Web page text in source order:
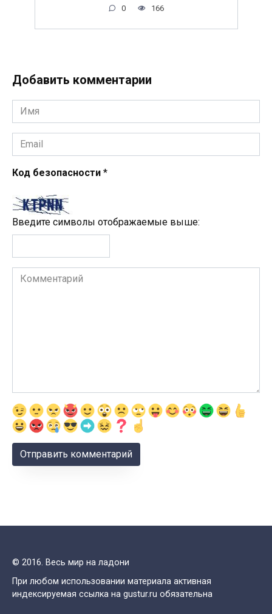
0 166
Добавить комментарии
Имя
*
Email
*
Код безопасности *
Введите символы отображаемые выше:
Комментарий
© 2016. Весь мир на ладони
При любом использовании материала активная
индексируемая ссылка на gustur.ru обязательна